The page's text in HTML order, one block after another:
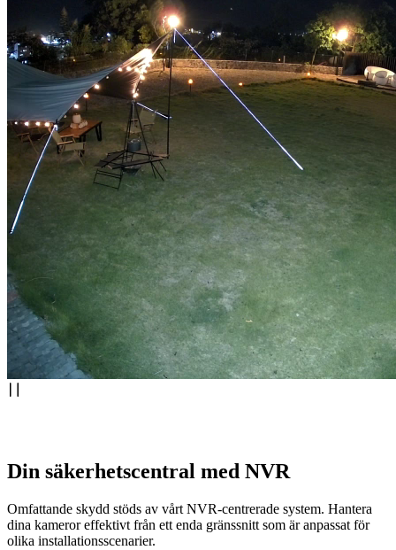
Din säkerhetscentral med NVR
Omfattande skydd stöds av vårt NVR-centrerade system. Hantera
dina kameror effektivt från ett enda gränssnitt som är anpassat för
olika installationsscenarier.